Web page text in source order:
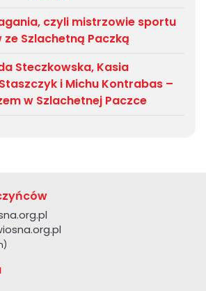
czyli mistrzowie sportu
ze Szlachetną Paczką
Steczkowska, Kasia
i Michu Kontrabas –
w Szlachetnej Paczce